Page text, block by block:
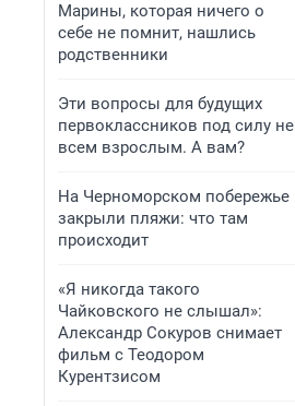
Марины, которая ничего о
себе не помнит, нашлись
родственники
Эти вопросы для будущих
первоклассников под силу не
всем взрослым. А вам?
На Черноморском побережье
закрыли пляжи: что там
происходит
«Я никогда такого
Чайковского не слышал»:
Александр Сокуров снимает
фильм с Теодором
Курентзисом